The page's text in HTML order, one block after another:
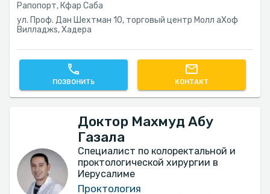
Рапопорт, Кфар Саба
ул. Проф. Дан Шехтман 10, торговый центр Молл аХоф
Вилладжs, Хадера
ПОЗВОНИТЬ КОНТАКТ
Доктор Махмуд Абу
Газала
Специалист по колоректальной и
проктологической хирургии в
Иерусалиме
Проктология